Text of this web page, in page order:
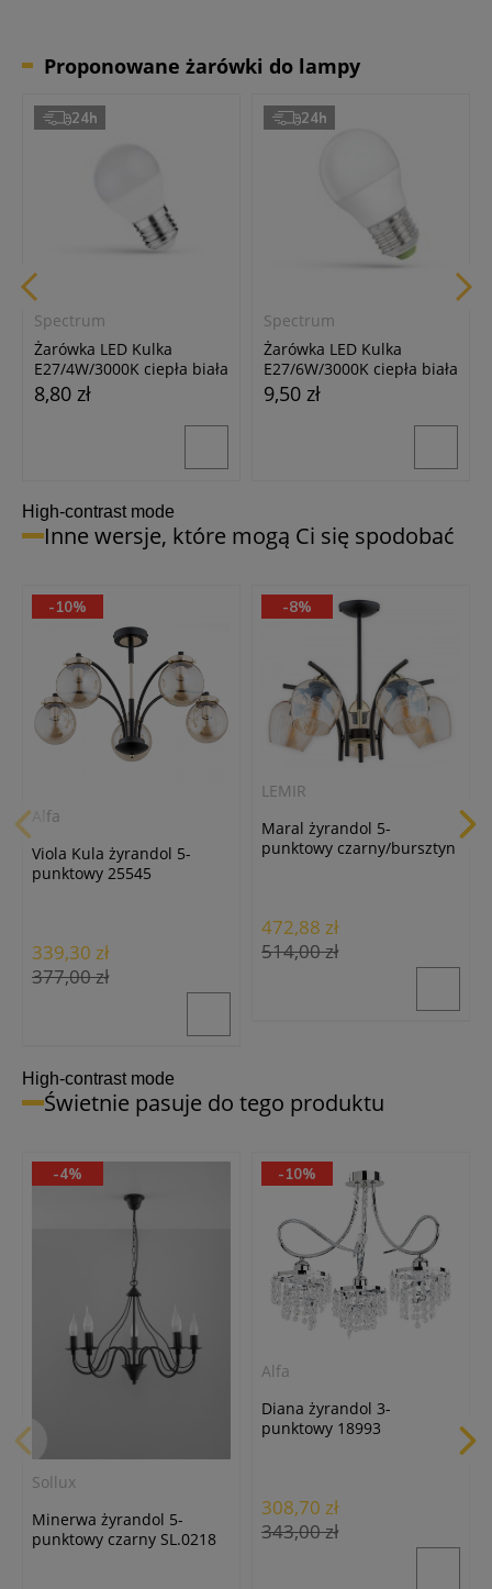
Proponowane żarówki do lampy
Spectrum
Żarówka LED Kulka
E27/4W/3000K ciepła biała
24h
8,80 zł
Spectrum
Żarówka LED Kulka
E27/6W/3000K ciepła biała
24h
9,50 zł
High-contrast mode
Inne wersje, które mogą Ci się spodobać
Alfa
Viola Kula żyrandol 5-
punktowy 25545
339,30 zł
377,00 zł
-10%
LEMIR
Maral żyrandol 5-
punktowy czarny/bursztyn
472,88 zł
514,00 zł
-8%
High-contrast mode
Świetnie pasuje do tego produktu
Sollux
Minerwa żyrandol 5-
punktowy czarny SL.0218
-4%
Alfa
Diana żyrandol 3-
punktowy 18993
308,70 zł
343,00 zł
-10%